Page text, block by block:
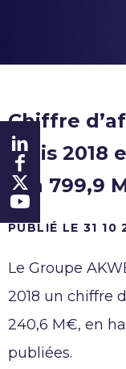
Métier
Valeurs
Gouvernance
Présence
Produits
Tous
Éthique
Anti-
Alerte
FINANCE
Agenda
Informations
Action
Investisseurs
CARRIÈRES
Chiffre
mois 2018
% à 799,9
PUBLIÉ LE 31 10
Le Groupe
2018 un chiffre
240,6 M€, en
publiées.